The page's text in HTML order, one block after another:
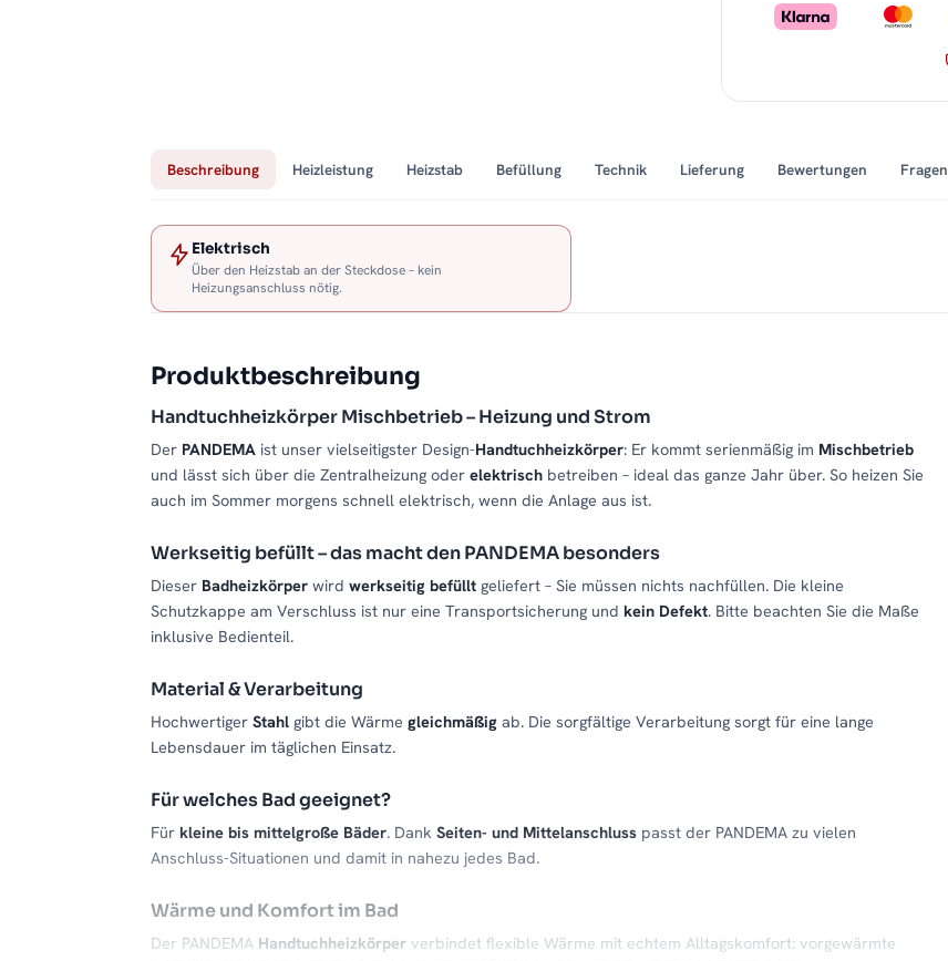
Beschreibung Heizleistung Heizstab Befüllung Technik Lieferung Bewertungen Fragen
Elektrisch
Über den Heizstab an der Steckdose – kein
Heizungsanschluss nötig.
Produktbeschreibung
Handtuchheizkörper Mischbetrieb – Heizung und Strom
Der PANDEMA ist unser vielseitigster Design-Handtuchheizkörper: Er kommt serienmäßig im Mischbetrieb
und lässt sich über die Zentralheizung oder elektrisch betreiben – ideal das ganze Jahr über. So heizen Sie
auch im Sommer morgens schnell elektrisch, wenn die Anlage aus ist.
Werkseitig befüllt – das macht den PANDEMA besonders
Dieser Badheizkörper wird werkseitig befüllt geliefert – Sie müssen nichts nachfüllen. Die kleine
Schutzkappe am Verschluss ist nur eine Transportsicherung und kein Defekt. Bitte beachten Sie die Maße
inklusive Bedienteil.
Material & Verarbeitung
Hochwertiger Stahl gibt die Wärme gleichmäßig ab. Die sorgfältige Verarbeitung sorgt für eine lange
Lebensdauer im täglichen Einsatz.
Für welches Bad geeignet?
Für kleine bis mittelgroße Bäder. Dank Seiten- und Mittelanschluss passt der PANDEMA zu vielen
Anschluss-Situationen und damit in nahezu jedes Bad.
Wärme und Komfort im Bad
Der PANDEMA Handtuchheizkörper verbindet flexible Wärme mit echtem Alltagskomfort: vorgewärmte